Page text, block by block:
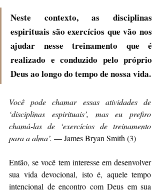
Neste contexto, as disciplinas
espirituais são exercícios que vão nos
ajudar nesse treinamento que é
realizado e conduzido pelo próprio
Deus ao longo do tempo de nossa vida.
Você pode chamar essas atividades de
‘disciplinas espirituais’, mas eu prefiro
chamá-las de ‘exercícios de treinamento
para a alma’. — James Bryan Smith (3)
Então, se você tem interesse em desenvolver
sua vida devocional, isto é, aquele tempo
intencional de encontro com Deus em sua